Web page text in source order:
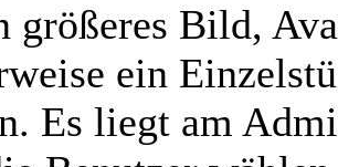
größeres Bild,
ein
Es liegt am